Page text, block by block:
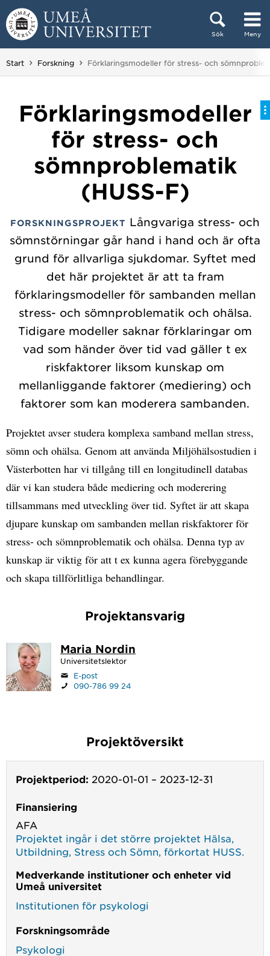
Hoppa direkt till innehållet
Sök Meny
Huvudmenyn dold.
Start Forskning Du är här:
Förklaringsmodeller för stress- och
Förklaringsmodeller
för stress- och
sömnproblematik
(HUSS-F)
FORSKNINGSPROJEKT Långvariga stress- och
sömnstörningar går hand i hand och är ofta
grund för allvarliga sjukdomar. Syftet med
det här projektet är att ta fram
förklaringsmodeller för sambanden mellan
stress- och sömnproblematik och ohälsa.
Tidigare modeller saknar förklaringar om
vad som händer över tid vad gäller t ex
riskfaktorer liksom kunskap om
mellanliggande faktorer (mediering) och
faktorer som kan moderera sambanden.
Projektet avser studera komplexa samband mellan stress,
sömn och ohälsa. Genom att använda Miljöhälsostudien i
Västerbotten har vi tillgång till en longitudinell databas
där vi kan studera både mediering och moderering
tillsammans med utveckling över tid. Syftet är att skapa
djupare kunskap om sambanden mellan riskfaktorer för
stress- och sömnproblematik och ohälsa. Denna typ av
kunskap är viktig för att t ex kunna agera förebyggande
och skapa tillförlitliga behandlingar.
Projektansvarig
Maria Nordin
Universitetslektor
E-post
090-786 99 24
Projektöversikt
Projektperiod: 2020-01-01 – 2023-12-31
Finansiering
AFA
Projektet ingår i det större projektet Hälsa,
Utbildning, Stress och Sömn, förkortat HUSS.
Medverkande institutioner och enheter vid
Umeå universitet
Institutionen för psykologi
Forskningsområde
Psykologi